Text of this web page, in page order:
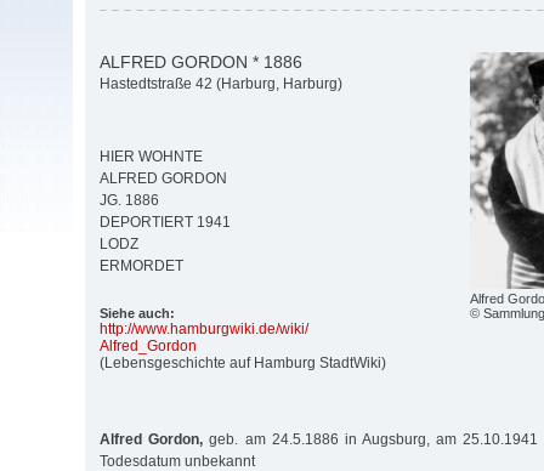
Alfred
©
ALFRED GORDON * 1886
Hastedtstraße 42 (Harburg, Harburg)
HIER WOHNTE
ALFRED GORDON
JG. 1886
DEPORTIERT 1941
LODZ
ERMORDET
Siehe auch:
http://www.hamburgwiki.de/wiki/
Alfred_Gordon
(Lebensgeschichte auf Hamburg StadtWiki)
Alfred Gordon, geb. am 24.5.1886 in Augsburg, am 25.10.1941
Todesdatum unbekannt